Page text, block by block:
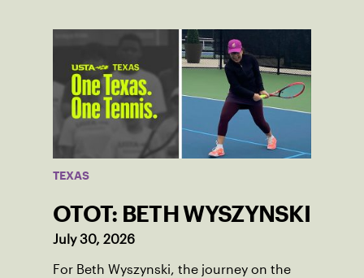
TEXAS
OTOT: BETH WYSZYNSKI
July 30, 2026
For Beth Wyszynski, the journey on the